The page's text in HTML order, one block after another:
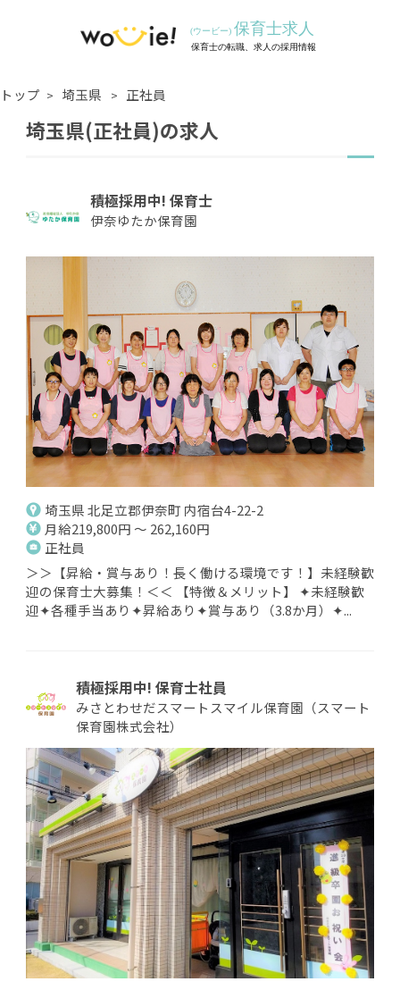
トップ 埼玉県 正社員
埼玉県(正社員)の求人
積極採用中! 保育士
伊奈ゆたか保育園
埼玉県 北足立郡伊奈町 内宿台4-22-2
月給219,800円 ～ 262,160円
正社員
＞＞【昇給・賞与あり！長く働ける環境です！】未経験歓
迎の保育士大募集！＜＜ 【特徴＆メリット】 ✦未経験歓
迎✦各種手当あり✦昇給あり✦賞与あり（3.8か月）✦...
積極採用中! 保育士社員
みさとわせだスマートスマイル保育園（スマート
保育園株式会社）